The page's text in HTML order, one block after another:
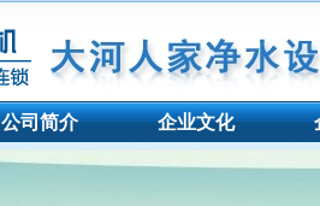
公司简介 企业文化